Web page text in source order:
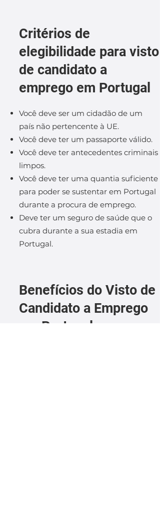
Critérios de
elegibilidade para visto
de candidato a
emprego em Portugal
Você deve ser um cidadão de um
país não pertencente à UE.
Você deve ter um passaporte válido.
Você deve ter antecedentes criminais
limpos.
Você deve ter uma quantia suficiente
para poder se sustentar em Portugal
durante a procura de emprego.
Deve ter um seguro de saúde que o
cubra durante a sua estadia em
Portugal.
Benefícios do Visto de
Candidato a Emprego
em Portugal